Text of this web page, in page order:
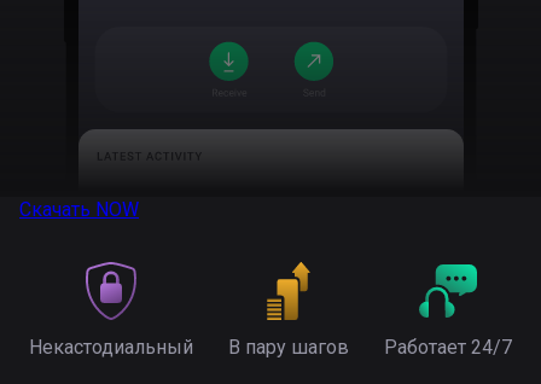
Скачать NOW
Некастодиальный В пару шагов Работает 24/7